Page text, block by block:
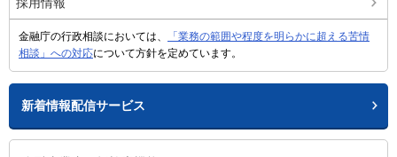
金融庁の行政相談においては、
「業務の範囲や程度を明らかに超える苦情
相談」への対応について方針を定めています。
新着情報配信サービス